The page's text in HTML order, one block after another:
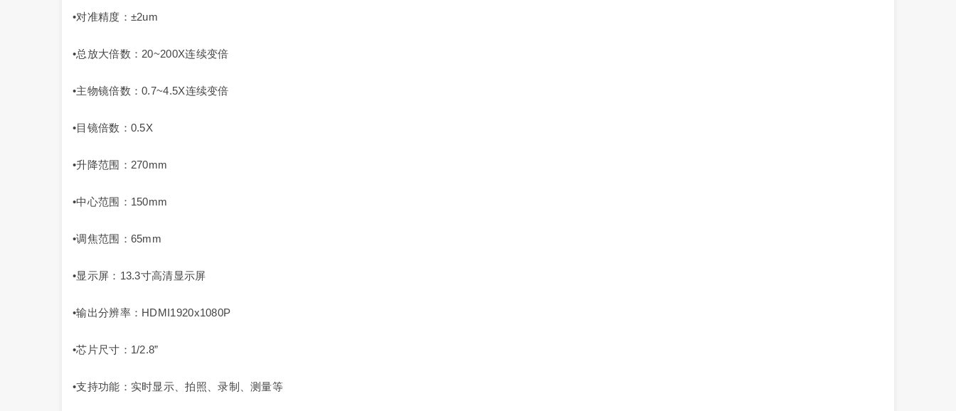
•对准精度：±2um
•总放大倍数：20~200X连续变倍
•主物镜倍数：0.7~4.5X连续变倍
•目镜倍数：0.5X
•升降范围：270mm
•中心范围：150mm
•调焦范围：65mm
•显示屏：13.3寸高清显示屏
•输出分辨率：HDMI1920x1080P
•芯片尺寸：1/2.8”
•支持功能：实时显示、拍照、录制、测量等